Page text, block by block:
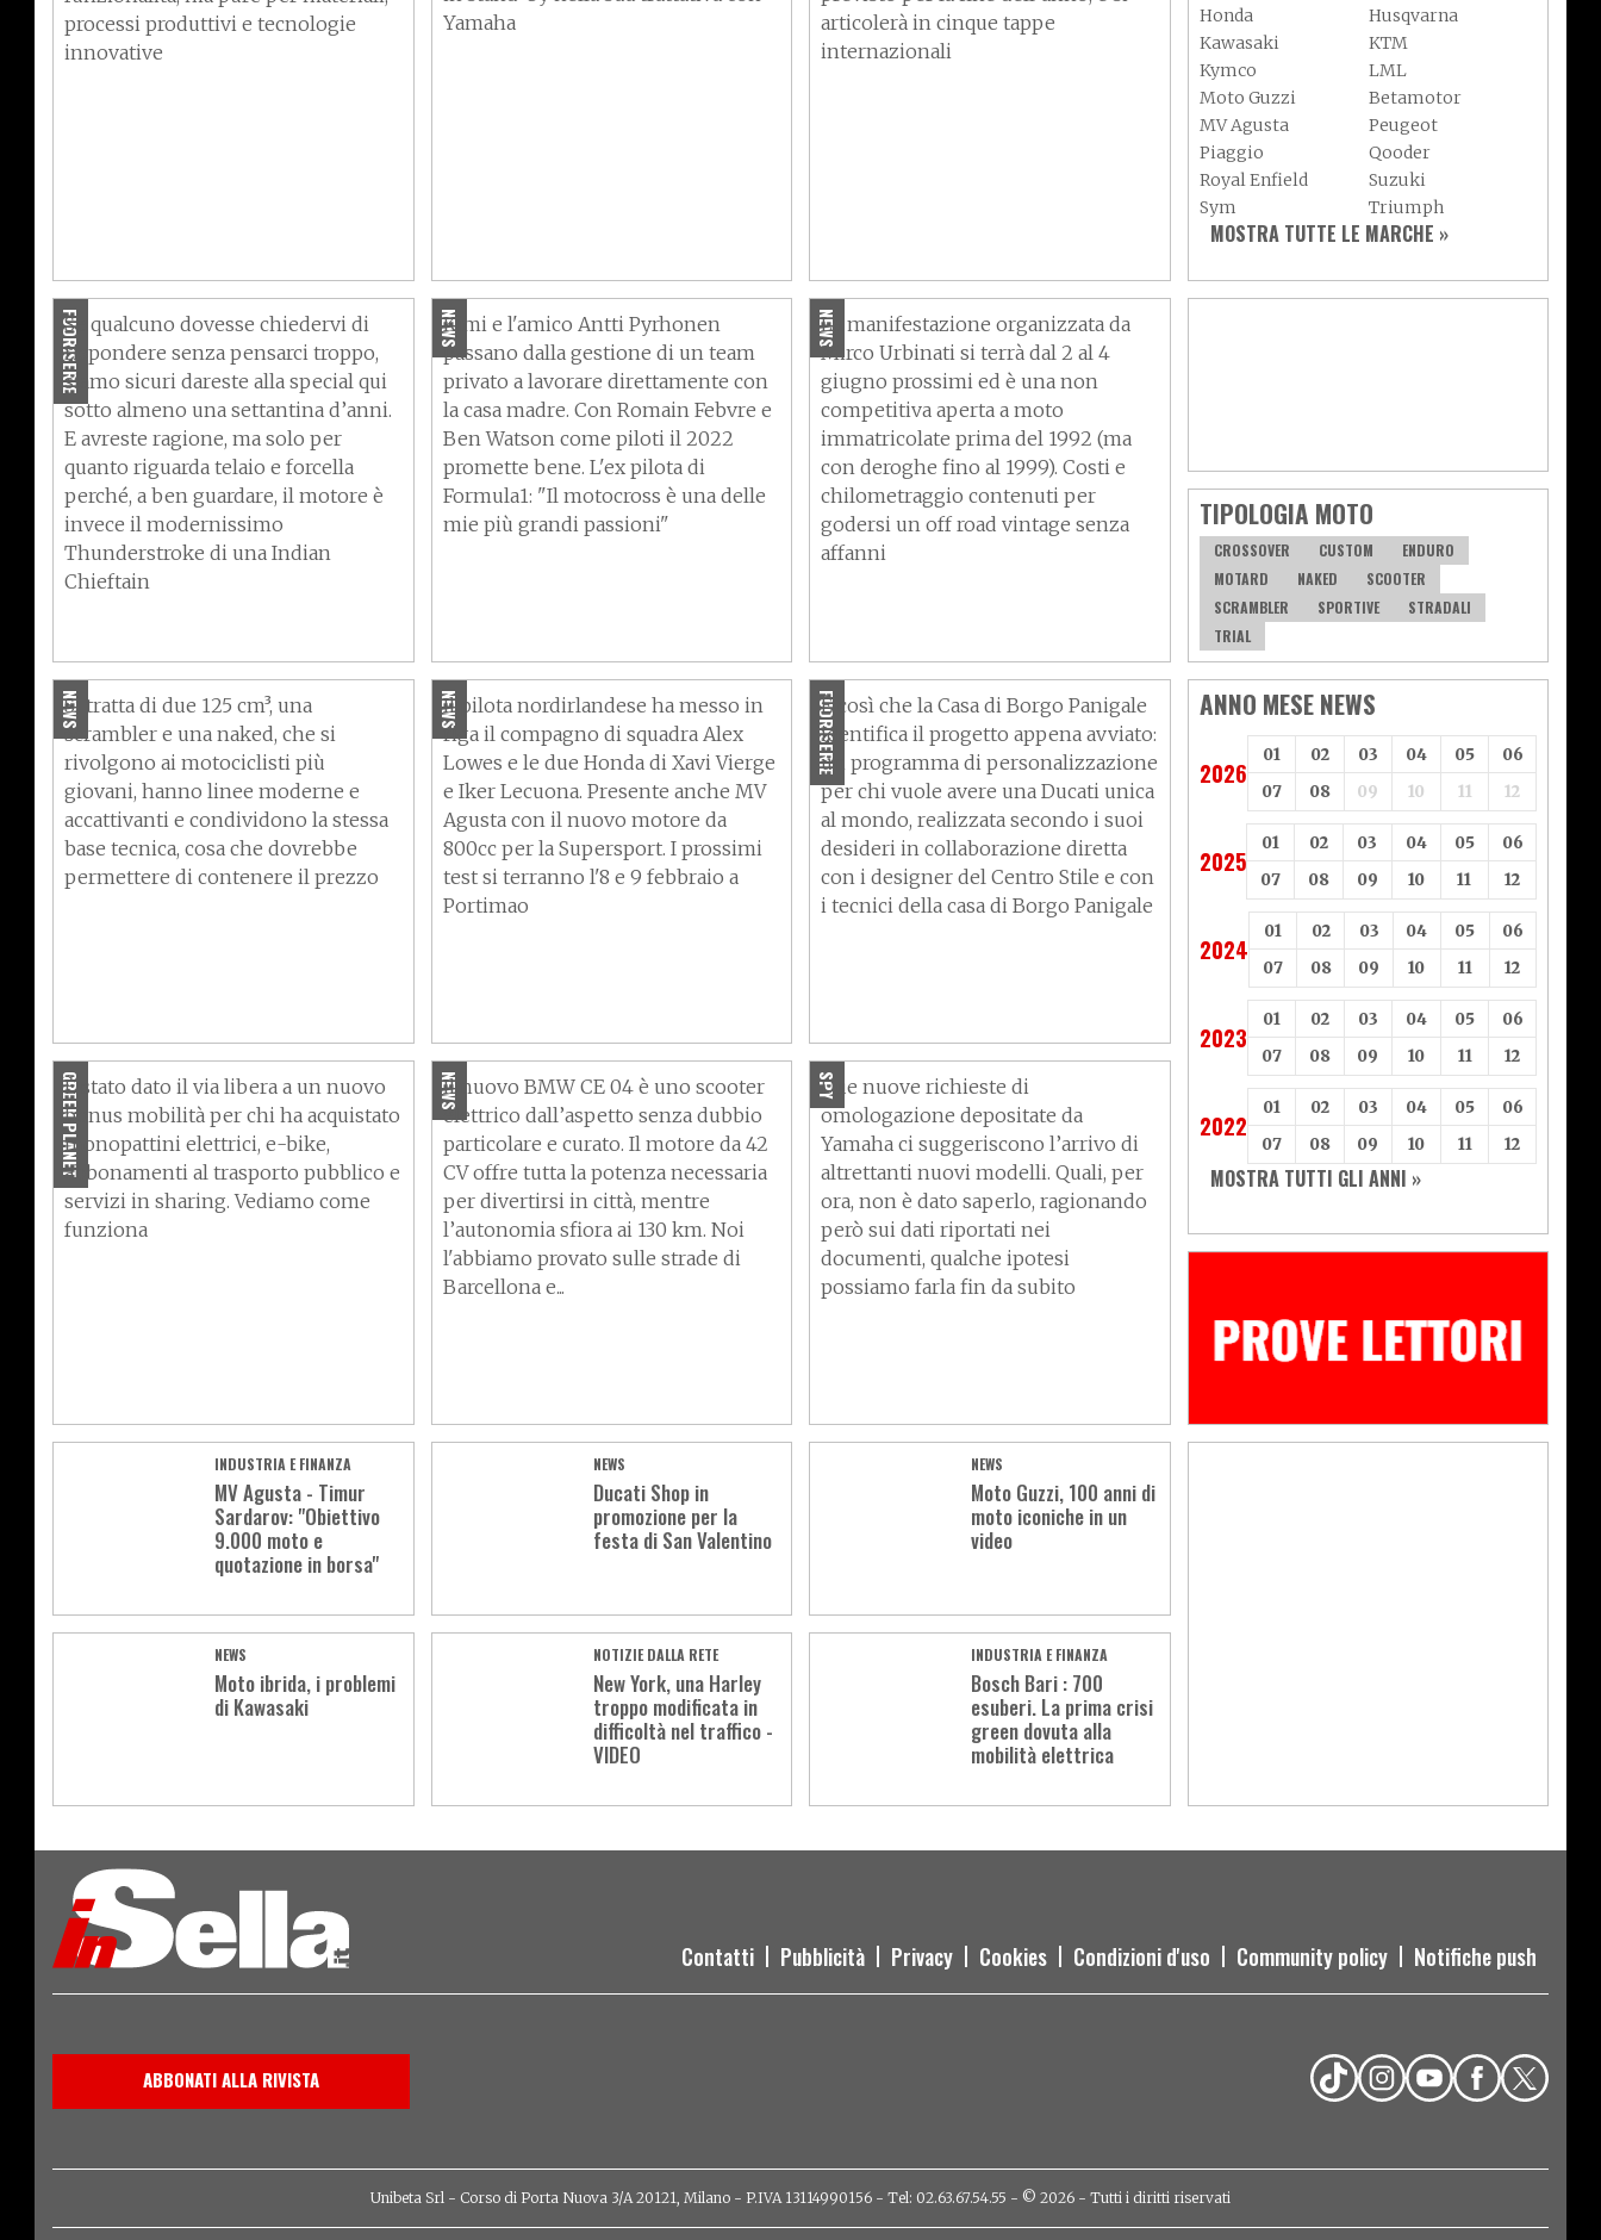
processi produttivi e tecnologie
innovative
Yamaha
articolerà in cinque tappe
internazionali
Honda
Husqvarna
Kawasaki
KTM
Kymco
LML
Moto Guzzi
Betamotor
MV Agusta
Peugeot
Piaggio
Qooder
Royal Enfield
Suzuki
Sym
Triumph
Vespa
Yamaha
MOSTRA TUTTE LE MARCHE »
FUORISERIE
VIDEO
Se qualcuno dovesse chiedervi di
rispondere senza pensarci troppo,
siamo sicuri dareste alla special qui
sotto almeno una settantina d’anni.
E avreste ragione, ma solo per
quanto riguarda telaio e forcella
perché, a ben guardare, il motore è
invece il modernissimo
Thunderstroke di una Indian
Chieftain
NEWS
Kawasaki
Kimi e l'amico Antti Pyrhonen
passano dalla gestione di un team
privato a lavorare direttamente con
la casa madre. Con Romain Febvre e
Ben Watson come piloti il 2022
promette bene. L'ex pilota di
Formula1: "Il motocross è una delle
mie più grandi passioni"
NEWS
d'epoca
La manifestazione organizzata da
Mirco Urbinati si terrà dal 2 al 4
giugno prossimi ed è una non
competitiva aperta a moto
immatricolate prima del 1992 (ma
con deroghe fino al 1999). Costi e
chilometraggio contenuti per
godersi un off road vintage senza
affanni
TIPOLOGIA MOTO
CROSSOVER CUSTOM
ENDURO
MOTARD
NAKED
SCOOTER
SCRAMBLER
SPORTIVE
STRADALI
TRIAL
NEWS
per i giovanissimi
Si tratta di due 125 cm³, una
scrambler e una naked, che si
rivolgono ai motociclisti più
giovani, hanno linee moderne e
accattivanti e condividono la stessa
base tecnica, cosa che dovrebbe
permettere di contenere il prezzo
NEWS
Frontera
Il pilota nordirlandese ha messo in
riga il compagno di squadra Alex
Lowes e le due Honda di Xavi Vierge
e Iker Lecuona. Presente anche MV
Agusta con il nuovo motore da
800cc per la Supersport. I prossimi
test si terranno l'8 e 9 febbraio a
Portimao
FUORISERIE
realtà con “Ducati Unica”
È così che la Casa di Borgo Panigale
identifica il progetto appena avviato:
un programma di personalizzazione
per chi vuole avere una Ducati unica
al mondo, realizzata secondo i suoi
desideri in collaborazione diretta
con i designer del Centro Stile e con
i tecnici della casa di Borgo Panigale
ANNO MESE NEWS
2026
01 02 03 04 05
06
07
08 09 10 11 12
2025
01 02 03 04 05
06
07
08 09 10 11 12
2024
01 02 03 04 05
06
07
08 09 10 11 12
2023
01 02 03 04 05
06
07
08 09 10 11 12
2022
01 02 03 04 05
06
07
08 09 10 11 12
MOSTRA TUTTI GLI ANNI »
GREEN PLANET
diritto e come richiederlo
È stato dato il via libera a un nuovo
bonus mobilità per chi ha acquistato
monopattini elettrici, e-bike,
abbonamenti al trasporto pubblico e
servizi in sharing. Vediamo come
funziona
NEWS
già qui - VIDEO
Il nuovo BMW CE 04 è uno scooter
elettrico dall’aspetto senza dubbio
particolare e curato. Il motore da 42
CV offre tutta la potenza necessaria
per divertirsi in città, mentre
l’autonomia sfiora ai 130 km. Noi
l'abbiamo provato sulle strade di
Barcellona e...
SPY
moto sportive?
Due nuove richieste di
omologazione depositate da
Yamaha ci suggeriscono l’arrivo di
altrettanti nuovi modelli. Quali, per
ora, non è dato saperlo, ragionando
però sui dati riportati nei
documenti, qualche ipotesi
possiamo farla fin da subito
INDUSTRIA E FINANZA
MV Agusta - Timur
Sardarov: "Obiettivo
9.000 moto e
quotazione in borsa"
NEWS
Ducati Shop in
promozione per la
festa di San Valentino
NEWS
Moto Guzzi, 100 anni di
moto iconiche in un
video
NEWS
Moto ibrida, i problemi
di Kawasaki
NOTIZIE DALLA RETE
New York, una Harley
troppo modificata in
difficoltà nel traffico -
VIDEO
INDUSTRIA E FINANZA
Bosch Bari : 700
esuberi. La prima crisi
green dovuta alla
mobilità elettrica
More
Contatti Pubblicità Privacy Cookies Condizioni d'uso Community policy Notifiche push
ABBONATI ALLA RIVISTA
Unibeta Srl - Corso di Porta Nuova 3/A 20121, Milano - P.IVA 13114990156 - Tel: 02.63.67.54.55 - © 2026 - Tutti i diritti riservati